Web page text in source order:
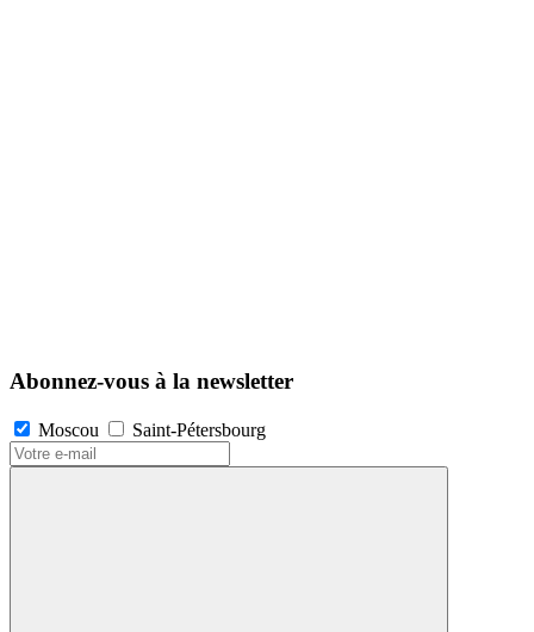
Abonnez-vous à la newsletter
Moscou Saint-Pétersbourg